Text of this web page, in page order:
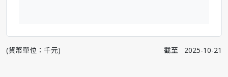
(貨幣單位：千元) 截至 2025-10-21